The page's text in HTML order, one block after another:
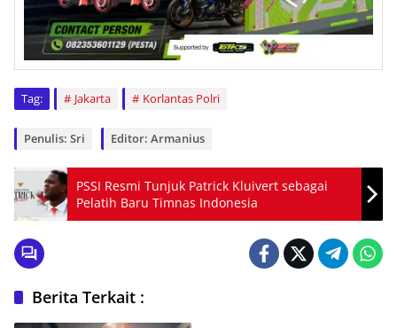
Tag: Jakarta Korlantas Polri
Penulis: Sri Editor: Armanius
PSSI Resmi Tunjuk Patrick Kluivert sebagai
Pelatih Baru Timnas Indonesia
Berita Terkait :